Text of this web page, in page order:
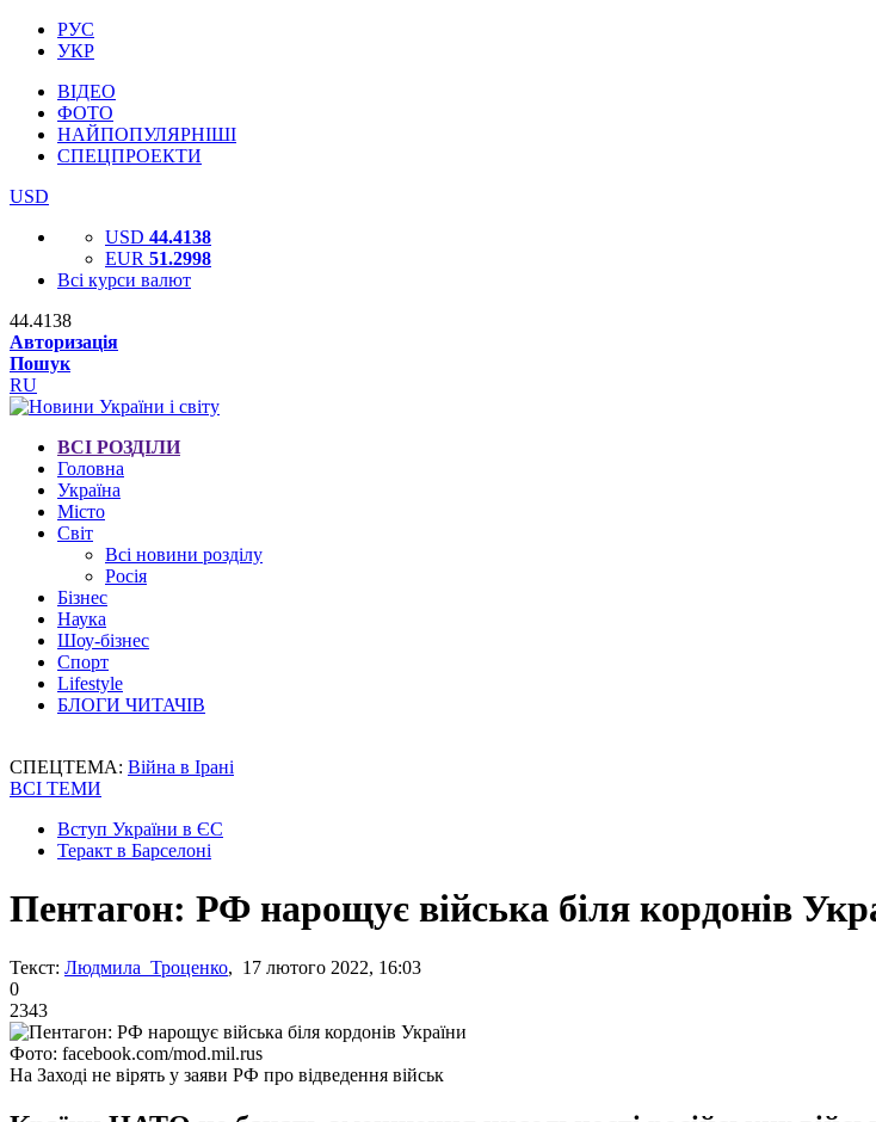
РУС
УКР
ВІДЕО
ФОТО
НАЙПОПУЛЯРНІШІ
СПЕЦПРОЕКТИ
USD
USD 44.4138
EUR 51.2998
Всі курси валют
44.4138
Авторизація
Пошук
RU
ВСІ РОЗДІЛИ
Головна
Україна
Місто
Світ
Всі новини розділу
Росія
Бізнес
Наука
Шоу-бізнес
Спорт
Lifestyle
БЛОГИ ЧИТАЧІВ
СПЕЦТЕМА: Війна в Ірані
ВСІ ТЕМИ
Вступ України в ЄС
Теракт в Барселоні
Пентагон: РФ нарощує війська біля кордонів
Текст: Людмила Троценко, 17 лютого 2022, 16:03
0
2343
Фото: facebook.com/mod.mil.rus
На Заході не вірять у заяви РФ про відведення військ